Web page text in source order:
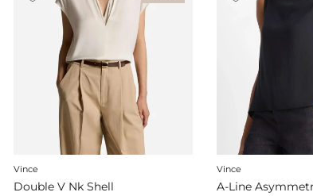
Vince
Double V Nk Shell
Vince
A-Line